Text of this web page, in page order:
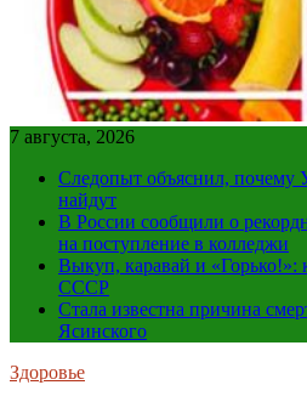
7 августа, 2026
Следопыт объяснил, почему
найдут
В России сообщили о
на поступление в колледжи
Выкуп, каравай и «Горько!»:
СССР
Стала известна причина
Ясинского
Здоровье